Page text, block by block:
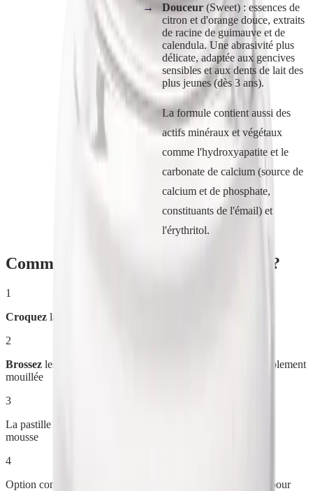
Douceur (Sweet) : essences de
citron et d'orange douce, extraits
de racine de guimauve et de
calendula. Une abrasivité plus
délicate, adaptée aux gencives
sensibles et aux dents de lait des
plus jeunes (dès 3 ans).
La formule contient aussi des
actifs minéraux et végétaux
comme l'hydroxyapatite et le
carbonate de calcium (source de
calcium et de phosphate,
constituants de l'émail) et
l'érythritol.
Comment utiliser ?
1
Croquez la pastille (sans l'avaler)
2
Brossez les dents et la langue avec une brosse à dents préalablement
mouillée
3
La pastille
mousse
4
Option confort : croquez une
pour